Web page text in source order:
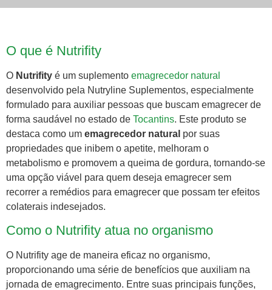
O que é Nutrifity
O Nutrifity é um suplemento emagrecedor natural
desenvolvido pela Nutryline Suplementos, especialmente
formulado para auxiliar pessoas que buscam emagrecer de
forma saudável no estado de Tocantins. Este produto se
destaca como um emagrecedor natural por suas
propriedades que inibem o apetite, melhoram o
metabolismo e promovem a queima de gordura, tornando-se
uma opção viável para quem deseja emagrecer sem
recorrer a remédios para emagrecer que possam ter efeitos
colaterais indesejados.
Como o Nutrifity atua no organismo
O Nutrifity age de maneira eficaz no organismo,
proporcionando uma série de benefícios que auxiliam na
jornada de emagrecimento. Entre suas principais funções,